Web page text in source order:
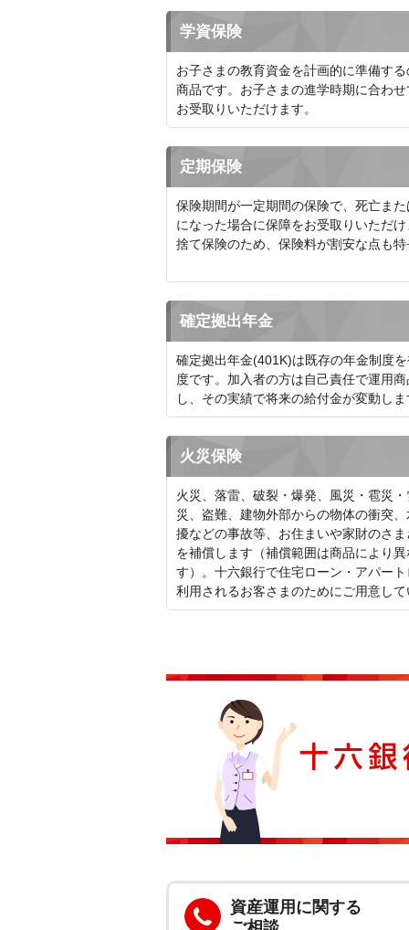
学資保険
お子さまの教育資金を計画的に準備す
商品です。お子さまの進学時期に合わ
お受取りいただけます。
定期保険
保険期間が一定期間の保険で、死亡ま
になった場合に保障をお受取りいただ
捨て保険のため、保険料が割安な点も
確定拠出年金
確定拠出年金(401K)は既存の年金制度
度です。加入者の方は自己責任で運用
し、その実績で将来の給付金が変動し
火災保険
火災、落雷、破裂・爆発、風災・雹災
災、盗難、建物外部からの物体の衝突
擾などの事故等、お住まいや家財のさ
を補償します（補償範囲は商品により
す）。十六銀行で住宅ローン・アパー
利用されるお客さまのためにご用意し
資産運用に関する